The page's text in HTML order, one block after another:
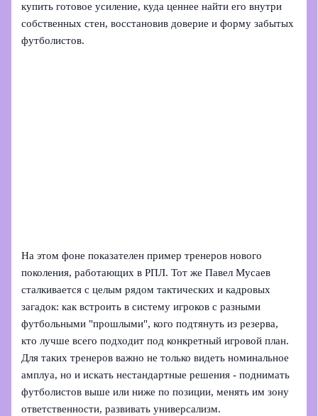
купить готовое усиление, куда ценнее найти его внутри
собственных стен, восстановив доверие и форму забытых
футболистов.
На этом фоне показателен пример тренеров нового
поколения, работающих в РПЛ. Тот же Павел Мусаев
сталкивается с целым рядом тактических и кадровых
загадок: как встроить в систему игроков с разными
футбольными "прошлыми", кого подтянуть из резерва,
кто лучше всего подходит под конкретный игровой план.
Для таких тренеров важно не только видеть номинальное
амплуа, но и искать нестандартные решения - поднимать
футболистов выше или ниже по позиции, менять им зону
ответственности, развивать универсализм.